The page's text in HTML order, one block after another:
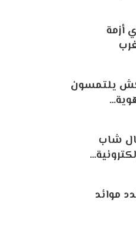
أزمة
نفيس 3 بمراكش يلتمسون
شاب
موائد